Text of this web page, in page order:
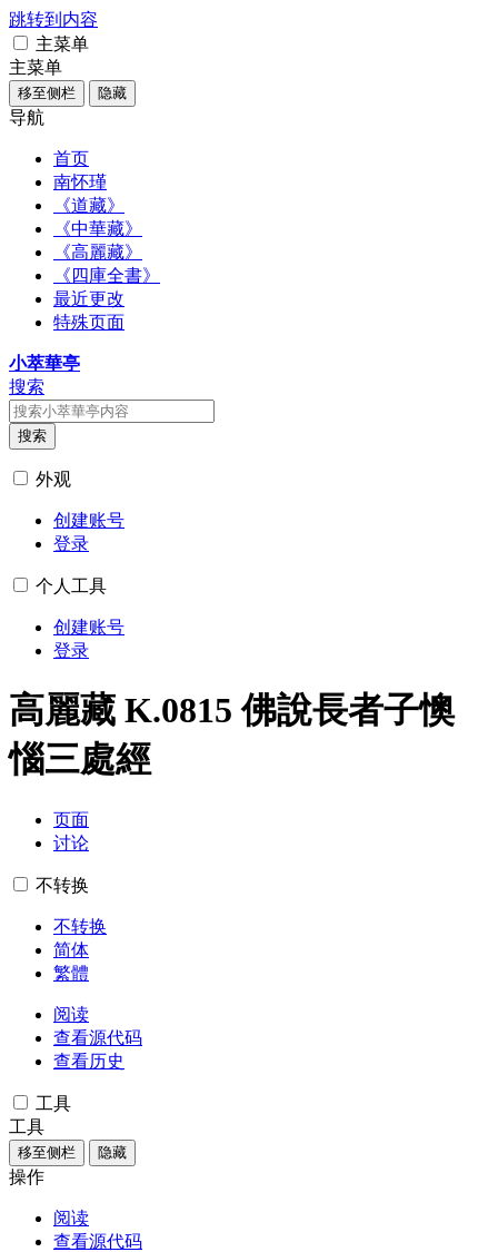
跳转到内容
主菜单
主菜单
移至侧栏 隐藏
导航
首页
南怀瑾
《道藏》
《中華藏》
《高麗藏》
《四庫全書》
最近更改
特殊页面
小萃華亭
搜索
搜索
外观
创建账号
登录
个人工具
创建账号
登录
高麗藏 K.0815 佛說長者子懊
惱三處經
页面
讨论
不转换
不转换
简体
繁體
阅读
查看源代码
查看历史
工具
工具
移至侧栏 隐藏
操作
阅读
查看源代码